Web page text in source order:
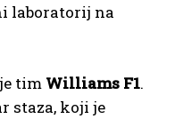
laboratorij na
tim Williams F1.
staza, koji je